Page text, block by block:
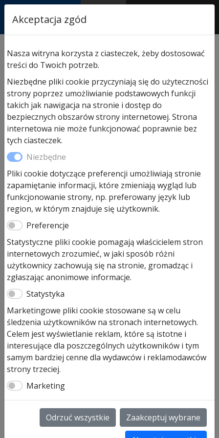
AUTORYZOWANY
PARTNER & SERWIS
wejściowych
Hormann części zamienne
Do drzwi wejściowych
Uszczelka ościeżnicy aluminiowej
do drzwi Hormann Thermo65,
THP 65
87,30zł
Promocja!
Akceptacja zgód
Nasza witryna korzysta z ciasteczek, żeby dostosować
treści do Twoich potrzeb.
Niezbędne pliki cookie przyczyniają się do użyteczności
strony poprzez umożliwianie podstawowych funkcji
takich jak nawigacja na stronie i dostęp do
bezpiecznych obszarów strony internetowej. Strona
internetowa nie może funkcjonować poprawnie bez
tych ciasteczek.
Niezbędne
Pliki cookie dotyczące preferencji umożliwiają stronie
zapamiętanie informacji, które zmieniają wygląd lub
funkcjonowanie strony, np. preferowany język lub
region, w którym znajduje się użytkownik.
Preferencje
Statystyczne pliki cookie pomagają właścicielem stron
internetowych zrozumieć, w jaki sposób różni
użytkownicy zachowują się na stronie, gromadząc i
zgłaszając anonimowe informacje.
Statystyka
Marketingowe pliki cookie stosowane są w celu
śledzenia użytkowników na stronach internetowych.
Celem jest wyświetlanie reklam, które są istotne i
interesujące dla poszczególnych użytkowników i tym
samym bardziej cenne dla wydawców i reklamodawców
strony trzeciej.
Marketing
Odrzuć wszystkie Zaakceptuj wybrane